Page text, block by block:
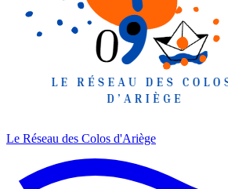
Le Réseau des Colos d'Ariège